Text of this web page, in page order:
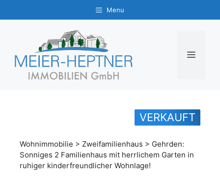
Inhalt
Menu
MENÜ
Wohnimmobilie > Zweifamilienhaus > Gehrden:
Sonniges 2 Familienhaus mit herrlichem Garten in
ruhiger kinderfreundlicher Wohnlage!
VERKAUFT